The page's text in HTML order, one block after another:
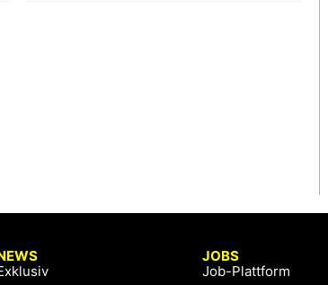
JOBS
Job-Plattform